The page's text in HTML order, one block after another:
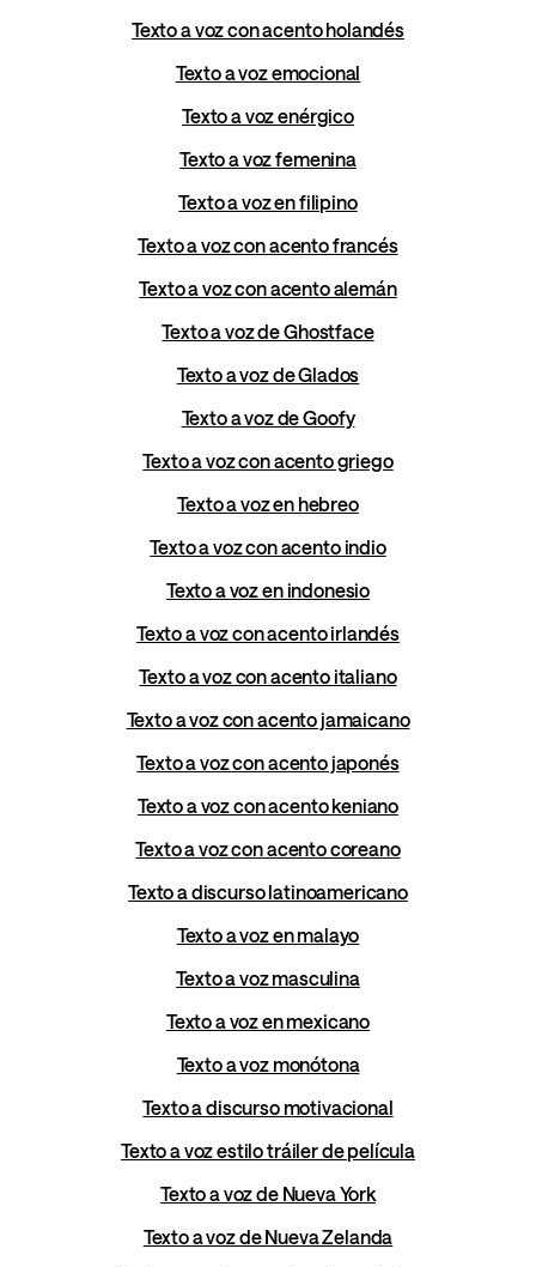
Texto a voz con acento holandés
Texto a voz emocional
Texto a voz enérgico
Texto a voz femenina
Texto a voz en filipino
Texto a voz con acento francés
Texto a voz con acento alemán
Texto a voz de Ghostface
Texto a voz de Glados
Texto a voz de Goofy
Texto a voz con acento griego
Texto a voz en hebreo
Texto a voz con acento indio
Texto a voz en indonesio
Texto a voz con acento irlandés
Texto a voz con acento italiano
Texto a voz con acento jamaicano
Texto a voz con acento japonés
Texto a voz con acento keniano
Texto a voz con acento coreano
Texto a discurso latinoamericano
Texto a voz en malayo
Texto a voz masculina
Texto a voz en mexicano
Texto a voz monótona
Texto a discurso motivacional
Texto a voz estilo tráiler de película
Texto a voz de Nueva York
Texto a voz de Nueva Zelanda